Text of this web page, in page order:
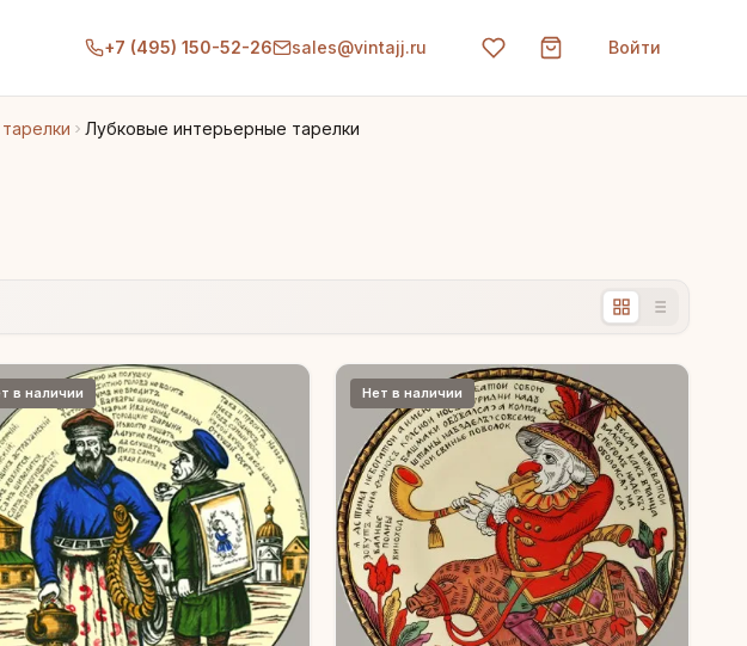
+7 (495) 150-52-26 sales@vintajj.ru Войти
Лубковые интерьерные тарелки
в наличии Нет в наличии